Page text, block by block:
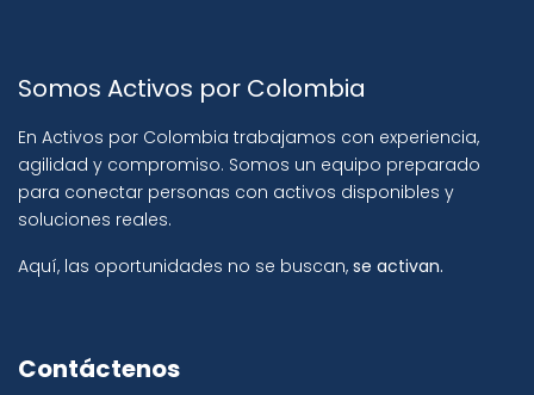
Somos Activos por Colombia
En Activos por Colombia trabajamos con experiencia,
agilidad y compromiso. Somos un equipo preparado
para conectar personas con activos disponibles y
soluciones reales.
Aquí, las oportunidades no se buscan, se activan.
Contáctenos